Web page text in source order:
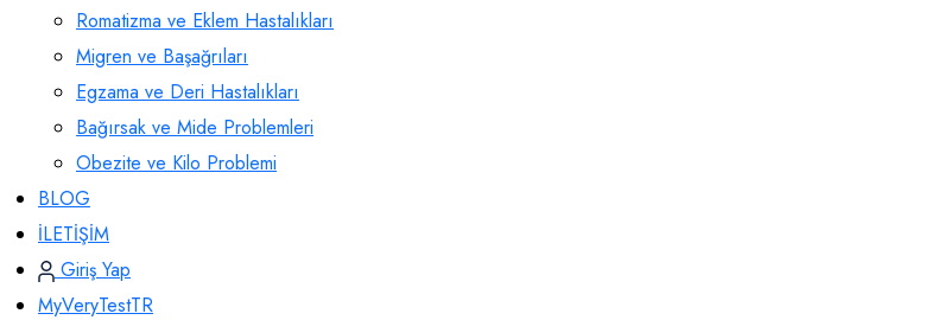
Romatizma ve Eklem Hastalıkları
Migren ve Başağrıları
Egzama ve Deri Hastalıkları
Bağırsak ve Mide Problemleri
Obezite ve Kilo Problemi
BLOG
İLETİŞİM
Giriş Yap
MyVeryTestTR